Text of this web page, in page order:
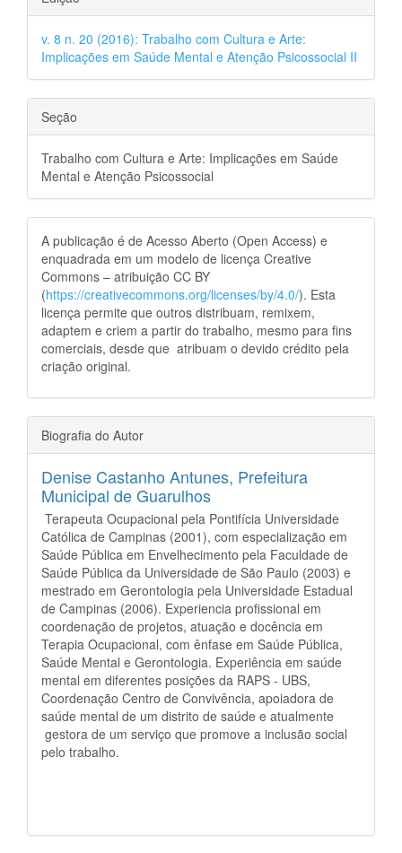
v. 8 n. 20 (2016): Trabalho com Cultura e Arte:
Implicações em Saúde Mental e Atenção Psicossocial II
Seção
Trabalho com Cultura e Arte: Implicações em Saúde
Mental e Atenção Psicossocial
A publicação é de Acesso Aberto (Open Access) e
enquadrada em um modelo de licença Creative
Commons – atribuição CC BY
(https://creativecommons.org/licenses/by/4.0/). Esta
licença permite que outros distribuam, remixem,
adaptem e criem a partir do trabalho, mesmo para fins
comerciais, desde que atribuam o devido crédito pela
criação original.
Biografia do Autor
Denise Castanho Antunes, Prefeitura
Municipal de Guarulhos
Terapeuta Ocupacional pela Pontifícia Universidade
Católica de Campinas (2001), com especialização em
Saúde Pública em Envelhecimento pela Faculdade de
Saúde Pública da Universidade de São Paulo (2003) e
mestrado em Gerontologia pela Universidade Estadual
de Campinas (2006). Experiencia profissional em
coordenação de projetos, atuação e docência em
Terapia Ocupacional, com ênfase em Saúde Pública,
Saúde Mental e Gerontologia. Experiência em saúde
mental em diferentes posições da RAPS - UBS,
Coordenação Centro de Convivência, apoiadora de
saúde mental de um distrito de saúde e atualmente
gestora de um serviço que promove a inclusão social
pelo trabalho.